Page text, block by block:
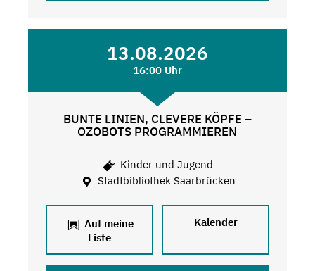
13.08.2026
16:00 Uhr
BUNTE LINIEN, CLEVERE KÖPFE –
OZOBOTS PROGRAMMIEREN
Kinder und Jugend
Stadtbibliothek Saarbrücken
Auf meine
Liste
Kalender